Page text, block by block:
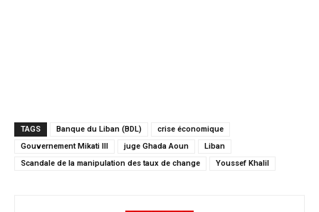
TAGS Banque du Liban (BDL)
crise économique
Gouvernement Mikati III
juge Ghada Aoun
Liban
Scandale de la manipulation des taux de change
Youssef Khalil